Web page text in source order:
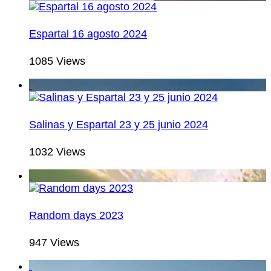
Espartal 16 agosto 2024
1085 Views
Salinas y Espartal 23 y 25 junio 2024
1032 Views
Random days 2023
947 Views